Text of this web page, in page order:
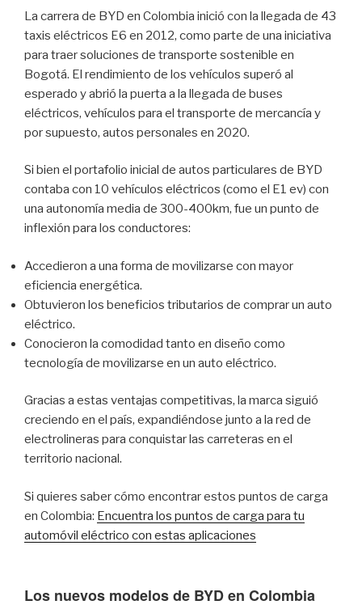
La carrera de BYD en Colombia inició con la llegada de 43
taxis eléctricos E6 en 2012, como parte de una iniciativa
para traer soluciones de transporte sostenible en
Bogotá. El rendimiento de los vehículos superó al
esperado y abrió la puerta a la llegada de buses
eléctricos, vehículos para el transporte de mercancía y
por supuesto, autos personales en 2020.
Si bien el portafolio inicial de autos particulares de BYD
contaba con 10 vehículos eléctricos (como el E1 ev) con
una autonomía media de 300-400km, fue un punto de
inflexión para los conductores:
Accedieron a una forma de movilizarse con mayor
eficiencia energética.
Obtuvieron los beneficios tributarios de comprar un auto
eléctrico.
Conocieron la comodidad tanto en diseño como
tecnología de movilizarse en un auto eléctrico.
Gracias a estas ventajas competitivas, la marca siguió
creciendo en el país, expandiéndose junto a la red de
electrolineras para conquistar las carreteras en el
territorio nacional.
Si quieres saber cómo encontrar estos puntos de carga
en Colombia: Encuentra los puntos de carga para tu
automóvil eléctrico con estas aplicaciones
Los nuevos modelos de BYD en Colombia